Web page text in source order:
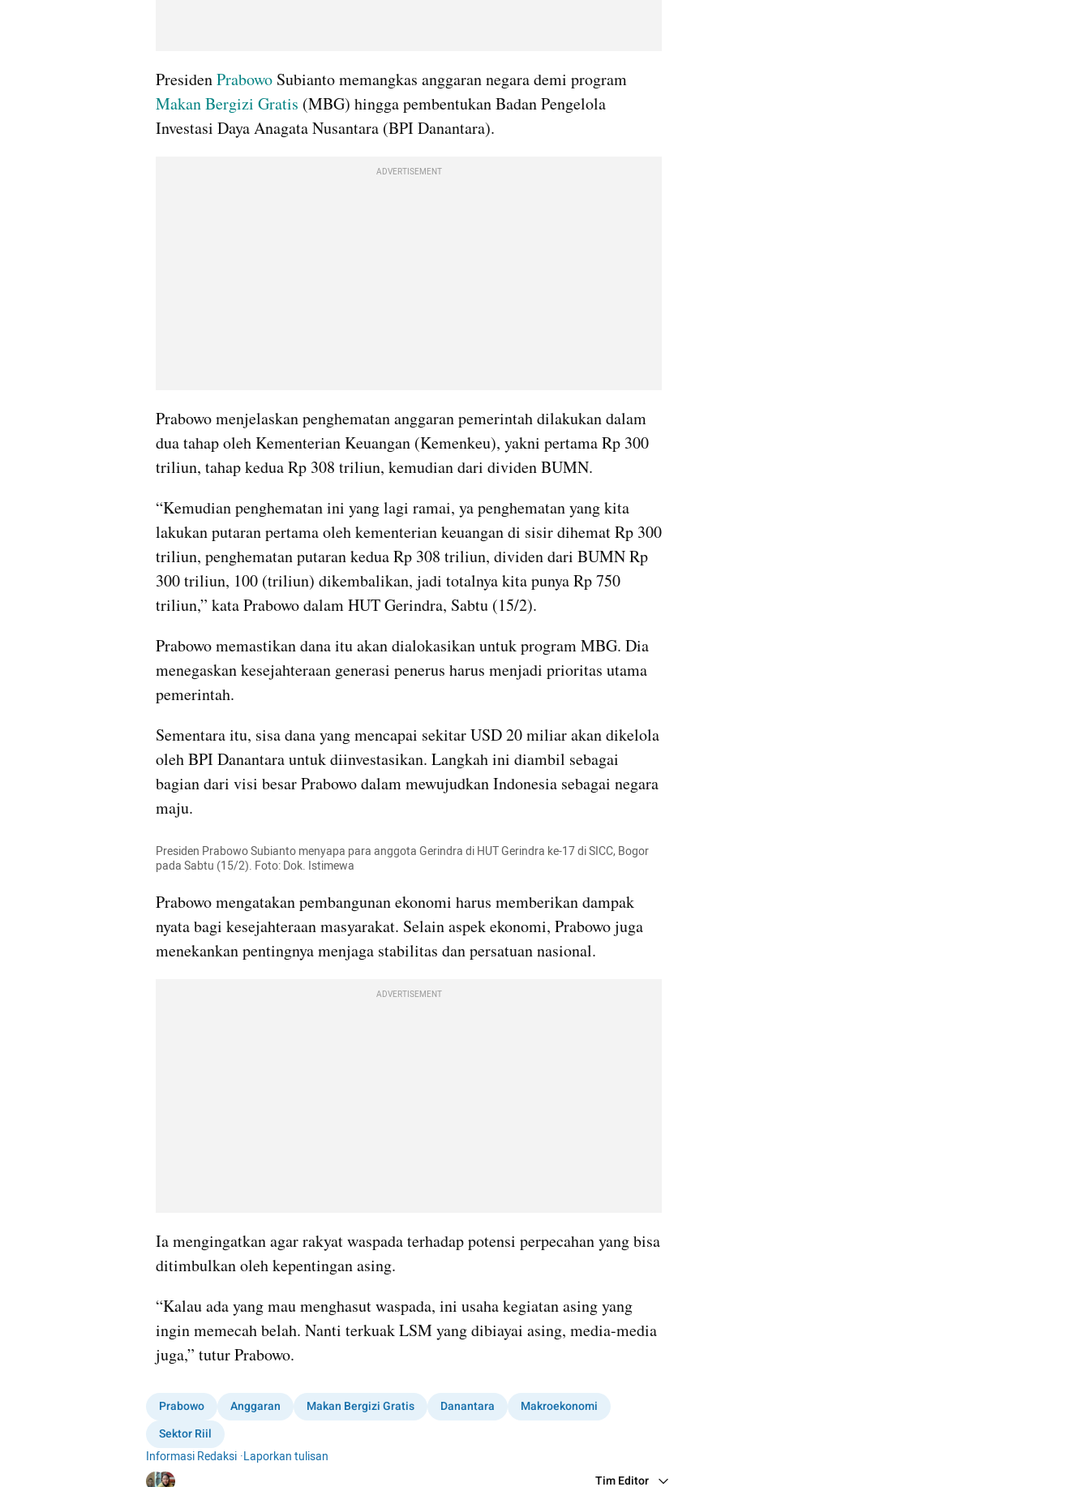
Presiden Prabowo
Makan Bergizi Gratis (MBG) hingga pembentukan Badan Pengelola
Investasi Daya Anagata Nusantara (BPI Danantara).
ADVERTISEMENT
Prabowo menjelaskan penghematan anggaran pemerintah dilakukan dalam
dua tahap oleh Kementerian Keuangan (Kemenkeu), yakni pertama Rp 300
triliun, tahap kedua Rp 308 triliun, kemudian dari dividen BUMN.
“Kemudian penghematan ini yang lagi ramai, ya penghematan yang kita
lakukan putaran pertama oleh kementerian keuangan di sisir dihemat Rp 300
triliun, penghematan putaran kedua Rp 308 triliun, dividen dari BUMN Rp
300 triliun, 100 (triliun) dikembalikan, jadi totalnya kita punya Rp 750
triliun,” kata Prabowo dalam HUT Gerindra, Sabtu (15/2).
Prabowo memastikan dana itu akan dialokasikan untuk program MBG. Dia
menegaskan kesejahteraan generasi penerus harus menjadi prioritas utama
pemerintah.
Sementara itu, sisa dana yang mencapai sekitar USD 20 miliar akan dikelola
oleh BPI Danantara untuk diinvestasikan. Langkah ini diambil sebagai
bagian dari visi besar Prabowo dalam mewujudkan Indonesia sebagai negara
maju.
Presiden Prabowo Subianto menyapa para anggota Gerindra di HUT Gerindra ke-17 di SICC, Bogor
pada Sabtu (15/2). Foto: Dok. Istimewa
Prabowo mengatakan pembangunan ekonomi harus memberikan dampak
nyata bagi kesejahteraan masyarakat. Selain aspek ekonomi, Prabowo juga
menekankan pentingnya menjaga stabilitas dan persatuan nasional.
ADVERTISEMENT
Ia mengingatkan agar rakyat waspada terhadap potensi perpecahan yang bisa
ditimbulkan oleh kepentingan asing.
“Kalau ada yang mau menghasut waspada, ini usaha kegiatan asing yang
ingin memecah belah. Nanti terkuak LSM yang dibiayai asing, media-media
juga,” tutur Prabowo.
Prabowo Anggaran Makan Bergizi Gratis Danantara
Makroekonomi
Sektor Riil
Informasi Redaksi ·Laporkan tulisan
Tim Editor